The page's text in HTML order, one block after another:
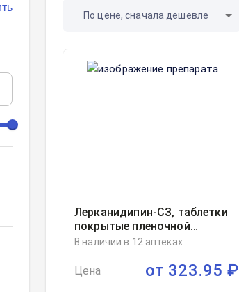
По цене, сначала дешевле
Лерканидипин-СЗ, таблетки
покрытые пленочной
оболочкой 10миллиграмм
В наличии в 12 аптеках
Цена от 323.95 ₽